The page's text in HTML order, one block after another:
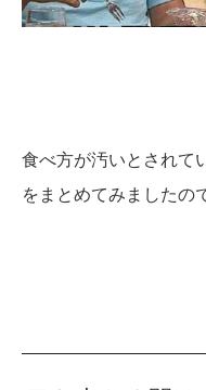
食べ方が汚いとされて
をまとめてみましたの